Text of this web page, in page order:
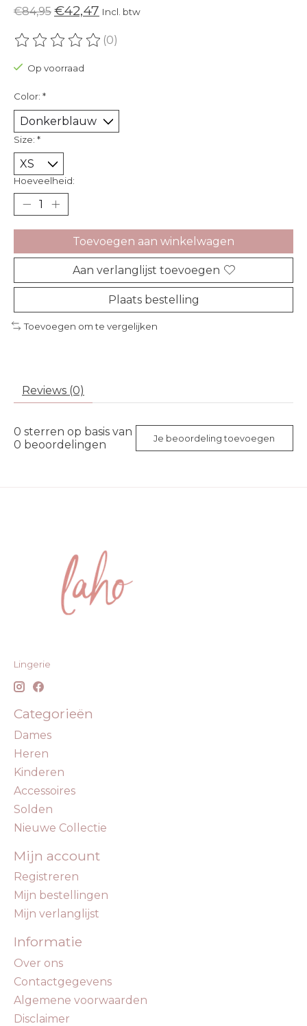
€84,95 €42,47 Incl. btw
De beoordeling van dit product is
(0)
Op voorraad
Color: *
Size: *
Hoeveelheid:
Toevoegen aan winkelwagen
Aan verlanglijst toevoegen
Plaats bestelling
Toevoegen om te vergelijken
Reviews (0)
0 sterren op basis van
0 beoordelingen Je beoordeling toevoegen
Lingerie
Categorieën
Dames
Heren
Kinderen
Accessoires
Solden
Nieuwe Collectie
Mijn account
Registreren
Mijn bestellingen
Mijn verlanglijst
Informatie
Over ons
Contactgegevens
Algemene voorwaarden
Disclaimer